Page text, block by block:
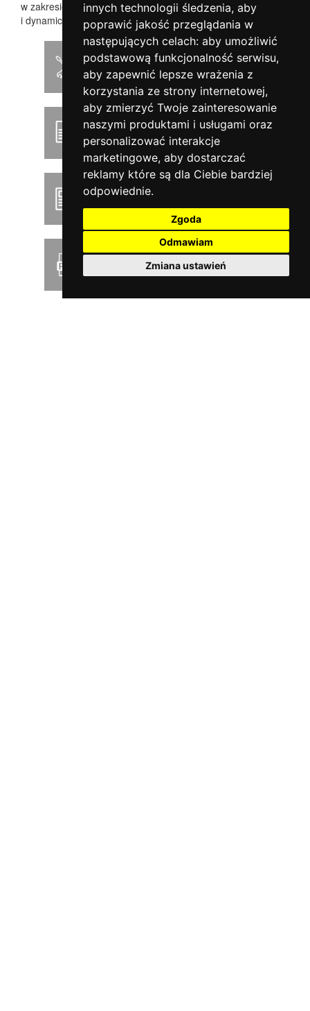
innych technologii śledzenia, aby
poprawić jakość przeglądania w
następujących celach: aby umożliwić
podstawową funkcjonalność serwisu,
aby zapewnić lepsze wrażenia z
korzystania ze strony internetowej,
aby zmierzyć Twoje zainteresowanie
naszymi produktami i usługami oraz
personalizować interakcje
marketingowe, aby dostarczać
reklamy które są dla Ciebie bardziej
odpowiednie.
Zgoda
Odmawiam
Zmiana ustawień
w zakresie drogowym i ciesz się bezpośrednim
i dynamicznym prowadzeniem bez utraty komfortu.
Instrukcja montażu
Podręcznik użytkownika
Product news
Pobierz cennik PDF